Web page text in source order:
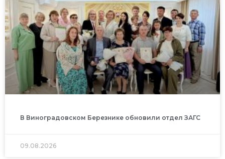
В Виноградовском Березнике обновили отдел ЗАГС
09.08.2026